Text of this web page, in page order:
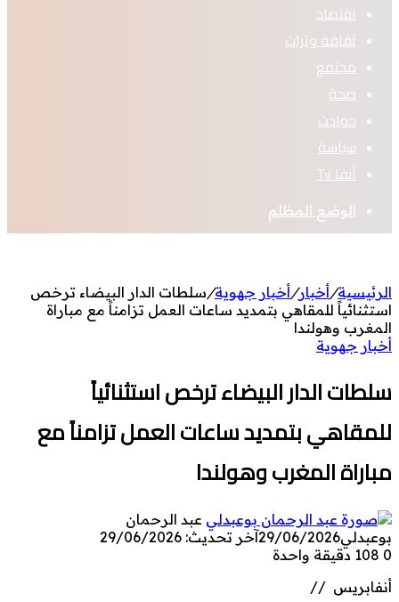
اقتصاد
ثقافة وتراث
مجتمع
صحة
حوادث
سياسة
أنفا Tv
الوضع المظلم
الرئيسية/أخبار/أخبار جهوية/سلطات الدار البيضاء ترخص
استثنائياً للمقاهي بتمديد ساعات العمل تزامناً مع مباراة
المغرب وهولندا
أخبار جهوية
سلطات الدار البيضاء ترخص استثنائياً
للمقاهي بتمديد ساعات العمل تزامناً مع
مباراة المغرب وهولندا
عبد الرحمان
بوعبدلي29/06/2026آخر تحديث: 29/06/2026
0
دقيقة واحدة
أنفابريس //